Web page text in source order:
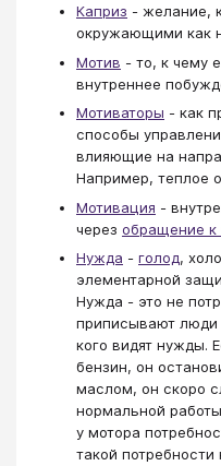
Каприз - желание,
окружающими как
Мотив - то, к чему
внутреннее
Мотиваторы - как
способы
влияющие на
Например, теплое
Мотивация -
через обращение к
Нужда - голод,
элементарной
Нужда - это не
приписывают люди
кого видят нужды.
бензин, он
маслом, он скоро
нормальной
у мотора
такой потребности